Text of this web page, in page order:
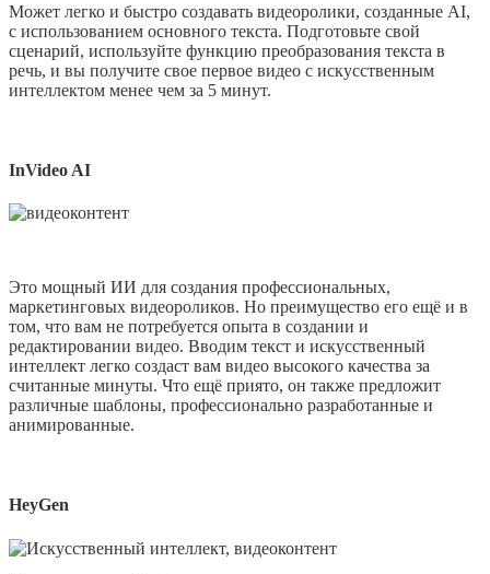
Может легко и быстро создавать видеоролики, созданные AI,
с использованием основного текста. Подготовьте свой
сценарий, используйте функцию преобразования текста в
речь, и вы получите свое первое видео с искусственным
интеллектом менее чем за 5 минут.
InVideo AI
Это мощный ИИ для создания профессиональных,
маркетинговых видеороликов. Но преимущество его ещё и в
том, что вам не потребуется опыта в создании и
редактировании видео. Вводим текст и искусственный
интеллект легко создаст вам видео высокого качества за
считанные минуты. Что ещё приято, он также предложит
различные шаблоны, профессионально разработанные и
анимированные.
HeyGen